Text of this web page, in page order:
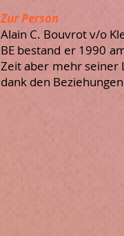
Zur Person
Alain C. Bouvrot v/o
BE bestand er 1990
Zeit aber mehr seiner
dank den